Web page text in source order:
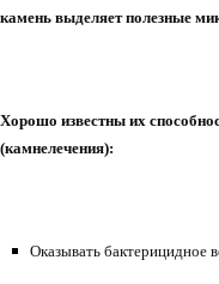
камень выделяет полезные
Хорошо известны их
(камнелечения):
Оказывать бактерицидное